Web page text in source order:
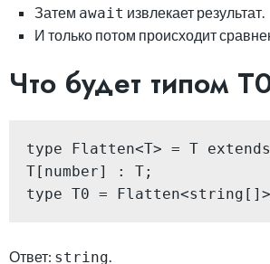
Затем await извлекает результат.
И только потом происходит
Что будет типом
type Flatten<T> = T
T[number] : T;
type T0 =
Ответ: string.